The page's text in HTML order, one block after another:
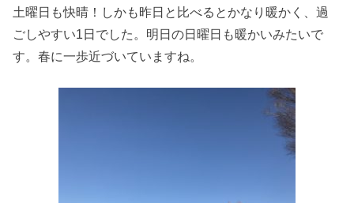
土曜日も快晴！しかも昨日と比べるとかなり暖かく、過
ごしやすい1日でした。明日の日曜日も暖かいみたいで
す。春に一歩近づいていますね。